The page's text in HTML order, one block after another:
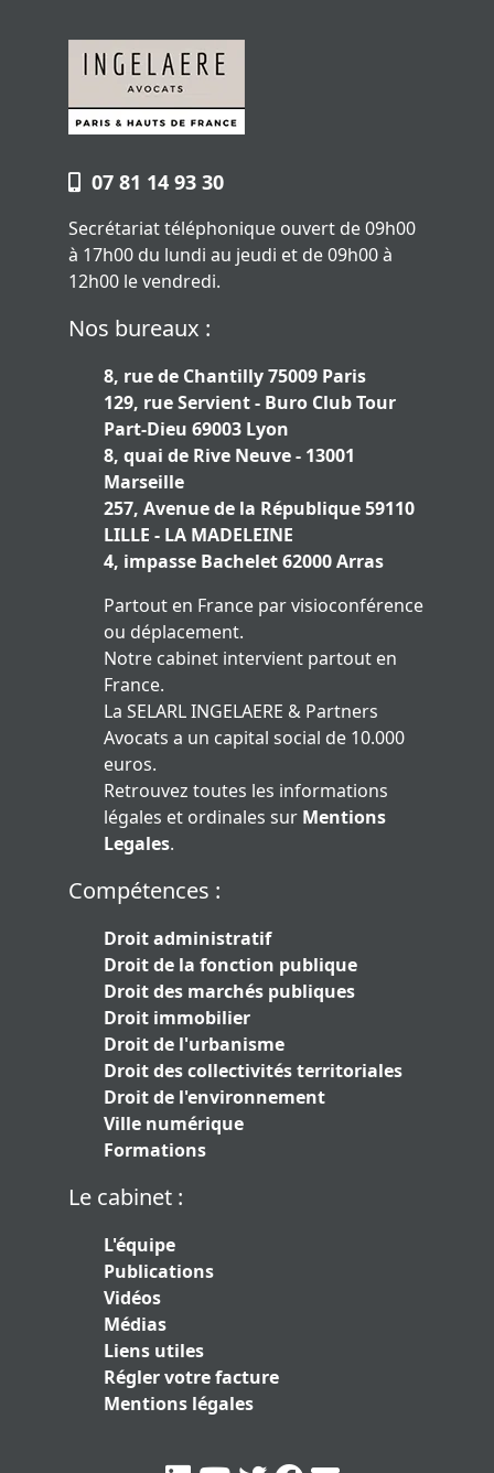
07 81 14 93 30
Secrétariat téléphonique ouvert de 09h00
à 17h00 du lundi au jeudi et de 09h00 à
12h00 le vendredi.
Nos bureaux :
8, rue de Chantilly 75009 Paris
129, rue Servient - Buro Club Tour
Part-Dieu 69003 Lyon
8, quai de Rive Neuve - 13001
Marseille
257, Avenue de la République 59110
LILLE - LA MADELEINE
4, impasse Bachelet 62000 Arras
Partout en France par visioconférence
ou déplacement.
Notre cabinet intervient partout en
France.
La SELARL INGELAERE & Partners
Avocats a un capital social de 10.000
euros.
Retrouvez toutes les informations
légales et ordinales sur Mentions
Legales.
Compétences :
Droit administratif
Droit de la fonction publique
Droit des marchés publiques
Droit immobilier
Droit de l'urbanisme
Droit des collectivités territoriales
Droit de l'environnement
Ville numérique
Formations
Le cabinet :
L'équipe
Publications
Vidéos
Médias
Liens utiles
Régler votre facture
Mentions légales